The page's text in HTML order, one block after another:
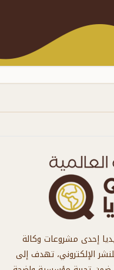
إحدى مشروعات وكالة
الإلكتروني، تهدف إلى